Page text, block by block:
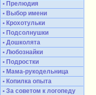
• Прелюдия
• Выбор имени
• Крохотульки
• Подсолнушки
• Дошколята
• Любознайки
• Подростки
• Мама-рукодельница
• Копилка опыта
• За советом к логопеду